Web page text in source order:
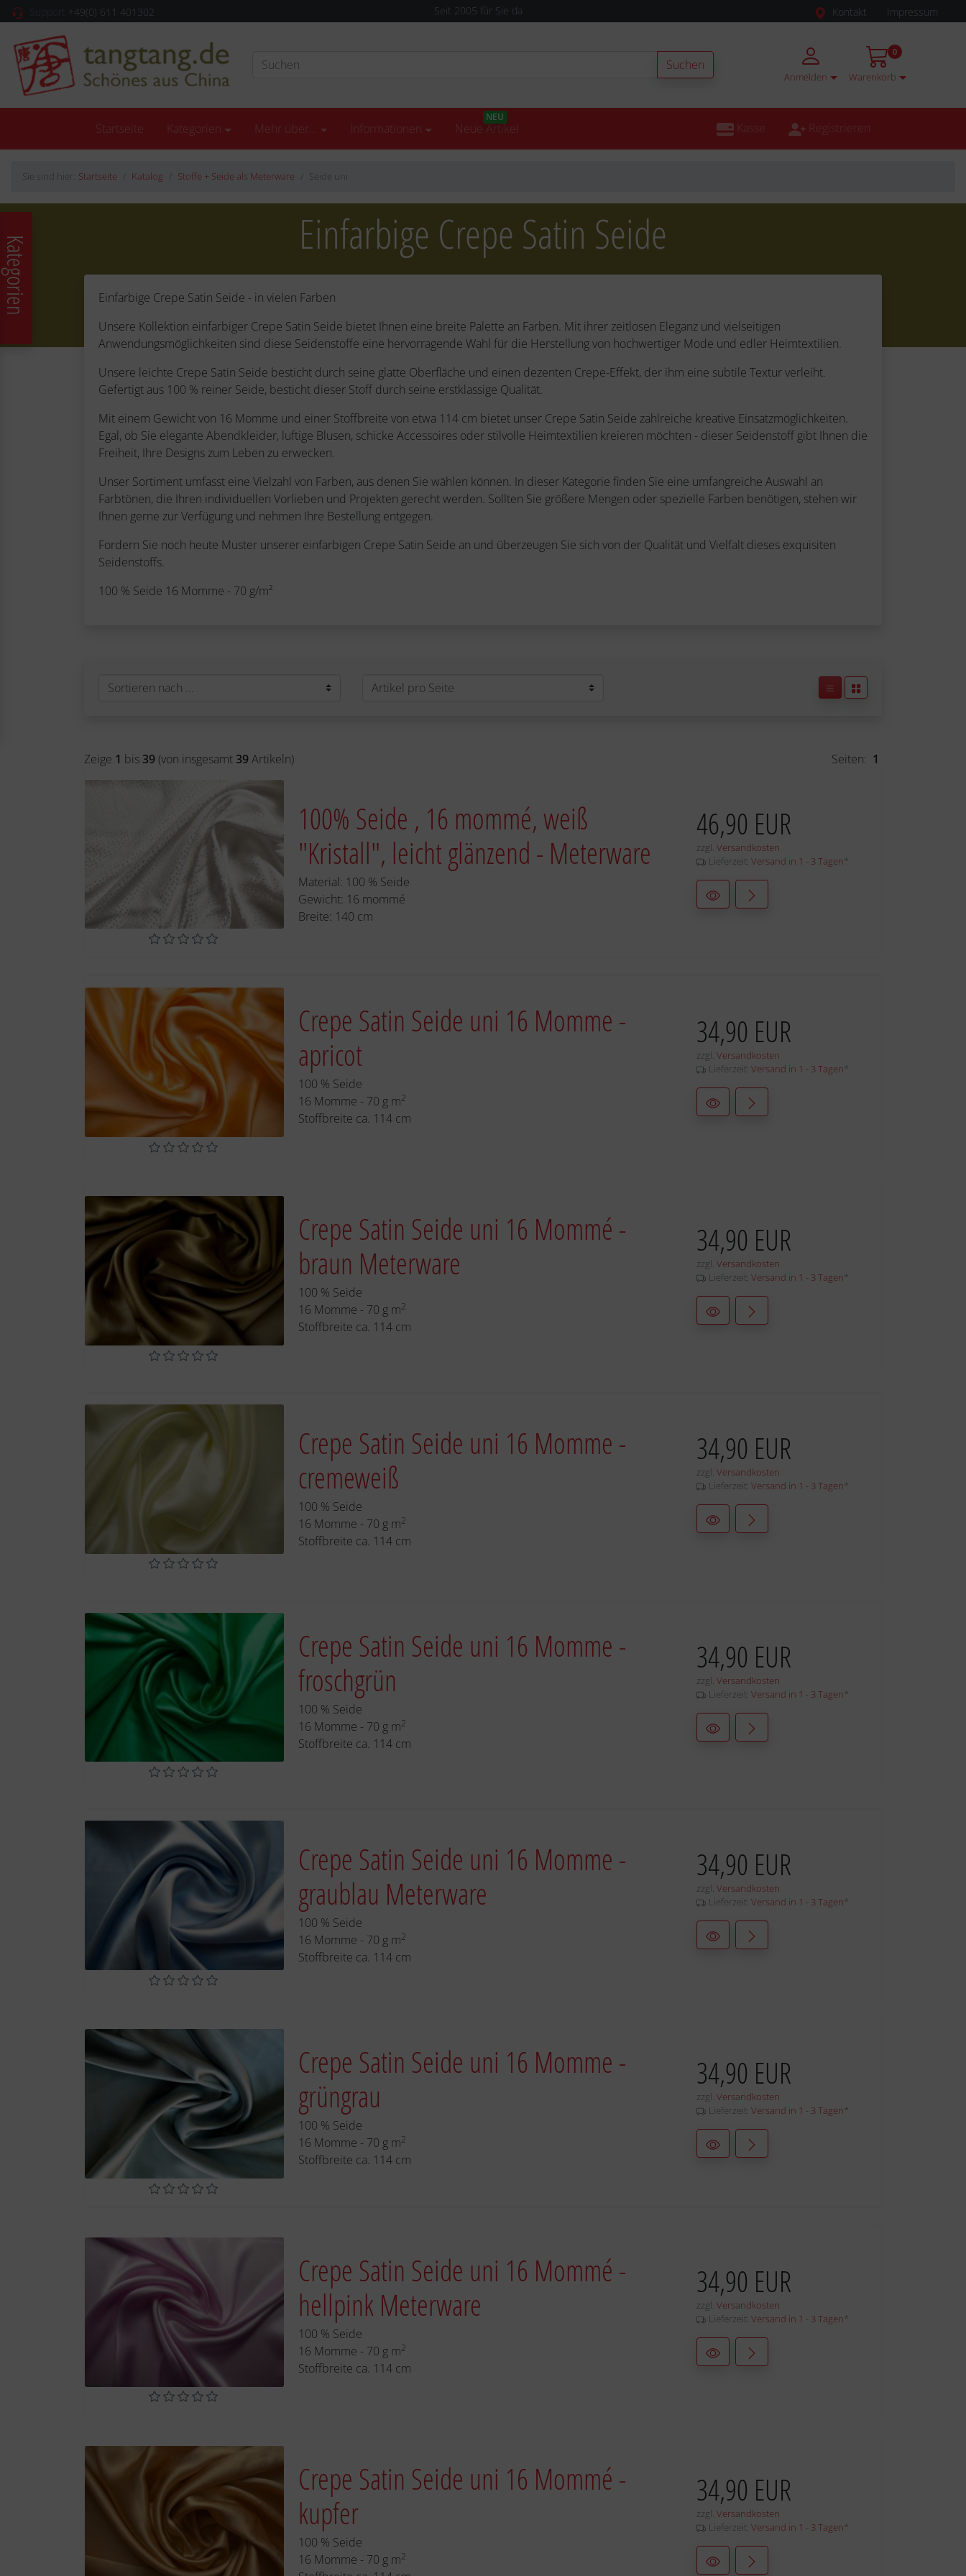
+49(0) 611 401302 Versandkostenfreie Lieferung in Deutschland Kontakt Impressum
Suchen
Anmelden Warenkorb
0
Startseite Kategorien Mehr über... Informationen Neue Artikel
NEU
Kasse Registrieren
Sie sind hier: Startseite Katalog Stoffe + Seide als Meterware Seide uni
Einfarbige Crepe Satin Seide
Einfarbige Crepe Satin Seide - in vielen Farben
Unsere Kollektion einfarbiger Crepe Satin Seide bietet Ihnen eine breite Palette an Farben. Mit ihrer zeitlosen Eleganz und vielseitigen
Anwendungsmöglichkeiten sind diese Seidenstoffe eine hervorragende Wahl für die Herstellung von hochwertiger Mode und edler Heimtextilien.
Unsere leichte Crepe Satin Seide besticht durch seine glatte Oberfläche und einen dezenten Crepe-Effekt, der ihm eine subtile Textur verleiht.
Gefertigt aus 100 % reiner Seide, besticht dieser Stoff durch seine erstklassige Qualität.
Mit einem Gewicht von 16 Momme und einer Stoffbreite von etwa 114 cm bietet unser Crepe Satin Seide zahlreiche kreative Einsatzmöglichkeiten.
Egal, ob Sie elegante Abendkleider, luftige Blusen, schicke Accessoires oder stilvolle Heimtextilien kreieren möchten - dieser Seidenstoff gibt Ihnen die
Freiheit, Ihre Designs zum Leben zu erwecken.
Unser Sortiment umfasst eine Vielzahl von Farben, aus denen Sie wählen können. In dieser Kategorie finden Sie eine umfangreiche Auswahl an
Farbtönen, die Ihren individuellen Vorlieben und Projekten gerecht werden. Sollten Sie größere Mengen oder spezielle Farben benötigen, stehen wir
Ihnen gerne zur Verfügung und nehmen Ihre Bestellung entgegen.
Fordern Sie noch heute Muster unserer einfarbigen Crepe Satin Seide an und überzeugen Sie sich von der Qualität und Vielfalt dieses exquisiten
Seidenstoffs.
100 % Seide 16 Momme - 70 g/m²
Zeige 1 bis 39 (von insgesamt 39Artikeln) Seiten: 1
46,90 EUR
zzgl. Versandkosten
Lieferzeit: Versand in 1 - 3 Tagen *
100% Seide , 16 mommé, weiß
"Kristall", leicht glänzend - Meterware
Material: 100 % Seide
Gewicht: 16 mommé
Breite: 140 cm
34,90 EUR
zzgl. Versandkosten
Lieferzeit: Versand in 1 - 3 Tagen *
Crepe Satin Seide uni 16 Momme -
apricot
100 % Seide
16 Momme - 70 g m2
Stoffbreite ca. 114 cm
34,90 EUR
zzgl. Versandkosten
Lieferzeit: Versand in 1 - 3 Tagen *
Crepe Satin Seide uni 16 Mommé -
braun Meterware
100 % Seide
16 Momme - 70 g m2
Stoffbreite ca. 114 cm
34,90 EUR
zzgl. Versandkosten
Lieferzeit: Versand in 1 - 3 Tagen *
Crepe Satin Seide uni 16 Momme -
cremeweiß
100 % Seide
16 Momme - 70 g m2
Stoffbreite ca. 114 cm
34,90 EUR
zzgl. Versandkosten
Lieferzeit: Versand in 1 - 3 Tagen *
Crepe Satin Seide uni 16 Momme -
froschgrün
100 % Seide
16 Momme - 70 g m2
Stoffbreite ca. 114 cm
34,90 EUR
zzgl. Versandkosten
Lieferzeit: Versand in 1 - 3 Tagen *
Crepe Satin Seide uni 16 Momme -
graublau Meterware
100 % Seide
16 Momme - 70 g m2
Stoffbreite ca. 114 cm
34,90 EUR
zzgl. Versandkosten
Lieferzeit: Versand in 1 - 3 Tagen *
Crepe Satin Seide uni 16 Momme -
grüngrau
100 % Seide
16 Momme - 70 g m2
Stoffbreite ca. 114 cm
34,90 EUR
zzgl. Versandkosten
Lieferzeit: Versand in 1 - 3 Tagen *
Crepe Satin Seide uni 16 Mommé -
hellpink Meterware
100 % Seide
16 Momme - 70 g m2
Stoffbreite ca. 114 cm
34,90 EUR
zzgl. Versandkosten
Lieferzeit: Versand in 1 - 3 Tagen *
Crepe Satin Seide uni 16 Mommé -
kupfer
100 % Seide
16 Momme - 70 g m2
Kategorien